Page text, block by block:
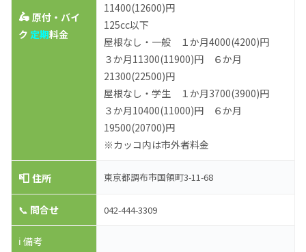
🛵原付・バイ
ク定期料金
11400(12600)円
125cc以下
屋根なし・一般 １か月4000(4200)円
３か月11300(11900)円 ６か月
21300(22500)円
屋根なし・学生 １か月3700(3900)円
３か月10400(11000)円 ６か月
19500(20700)円
※カッコ内は市外者料金
📮住所 東京都調布市国領町3-11-68
📞 問合せ 042-444-3309
ℹ️ 備考